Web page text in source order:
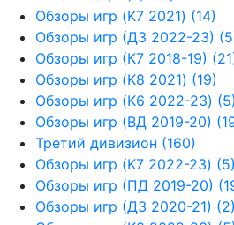
Обзоры игр (K7 2021) (14)
Обзоры игр (Д3 2022-23)
Обзоры игр (К7 2018-19)
Обзоры игр (K8 2021) (19)
Обзоры игр (K6 2022-23) (5)
Обзоры игр (ВД 2019-20)
Третий дивизион (160)
Обзоры игр (K7 2022-23) (5)
Обзоры игр (ПД 2019-20)
Обзоры игр (Д3 2020-21) (2)